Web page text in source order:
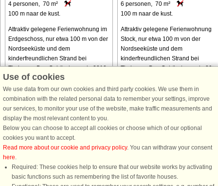
4 personen, 70 m²
100 m naar de kust.
Attraktiv gelegene Ferienwohnung im
Erdgeschoss, nur etwa 100 m von der
Nordseeküste und dem
kinderfreundlichen Strand bei
Thyborøn. Das Gebäude wurde 2010
renoviert und ist ideal für mehrere
Familien, ...
van € 378
6 personen, 70 m²
100 m naar de kust.
Attraktiv gelegene Ferienwohnung 1.
Stock, nur etwa 100 m von der
Nordseeküste und dem
kinderfreundlichen Strand bei
Thyborøn. Das Gebäude wurde
Familien, denn ...
van € 388
Use of cookies
We use data from our own cookies and third party cookies. We use them in
combination with the related personal data to remember your settings, improve
our services, to monitor your use of the website, make traffic measurements and
display the most relevant content to you.
Below you can choose to accept all cookies or choose which of our optional
cookies you want to accept.
Read more about our cookie and privacy policy. You can withdraw your consent
here.
Required: These cookies help to ensure that our website works by activating
basic functions such as remembering the list of favorite houses.